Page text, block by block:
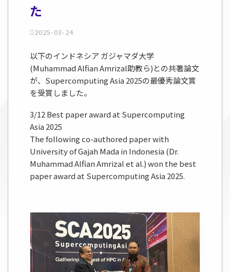
た
2025-03-24
以下のインドネシア ガジャマダ大学
(Muhammad Alfian Amrizal助教ら)との共著論文
が、Supercomputing Asia 2025の最優秀論文賞
を受賞しました。
3/12 Best paper award at Supercomputing
Asia 2025
The following co-authored paper with
University of Gajah Mada in Indonesia (Dr.
Muhammad Alfian Amrizal et al.) won the best
paper award at Supercomputing Asia 2025.